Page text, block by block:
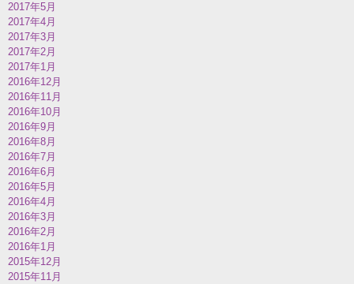
2017年5月
2017年4月
2017年3月
2017年2月
2017年1月
2016年12月
2016年11月
2016年10月
2016年9月
2016年8月
2016年7月
2016年6月
2016年5月
2016年4月
2016年3月
2016年2月
2016年1月
2015年12月
2015年11月